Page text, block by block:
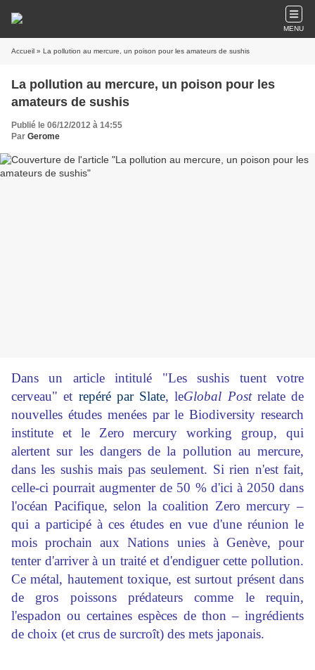
MENU
Accueil » La pollution au mercure, un poison pour les amateurs de sushis
La pollution au mercure, un poison pour les
amateurs de sushis
Publié le 06/12/2012 à 14:55
Par Gerome
Dans un article intitulé "Les sushis tuent votre
cerveau" et repéré par Slate, leGlobal Postrelate de
nouvelles études menées par leBiodiversity research
institute et le Zero mercury working group, qui
alertent sur les dangers de la pollution au mercure,
dans les sushis mais pas seulement. Si rien n'est fait,
celle-ci pourrait augmenter de 50 % d'ici à 2050 dans
l'océan Pacifique, selon la coalition Zero mercury –
qui a participé à ces études en vue d'une réunion le
mois prochain aux Nations unies à Genève, pour
tenter d'arriver à un traité et d'endiguer cette pollution.
Ce métal, hautement toxique, est surtout présent dans
de gros poissons prédateurs comme le requin,
l'espadon ou certaines espèces de thon – ingrédients
de choix (et crus de surcroît) des mets japonais.